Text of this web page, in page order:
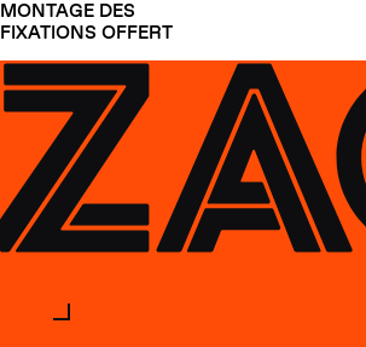
MONTAGE DES
FIXATIONS OFFERT